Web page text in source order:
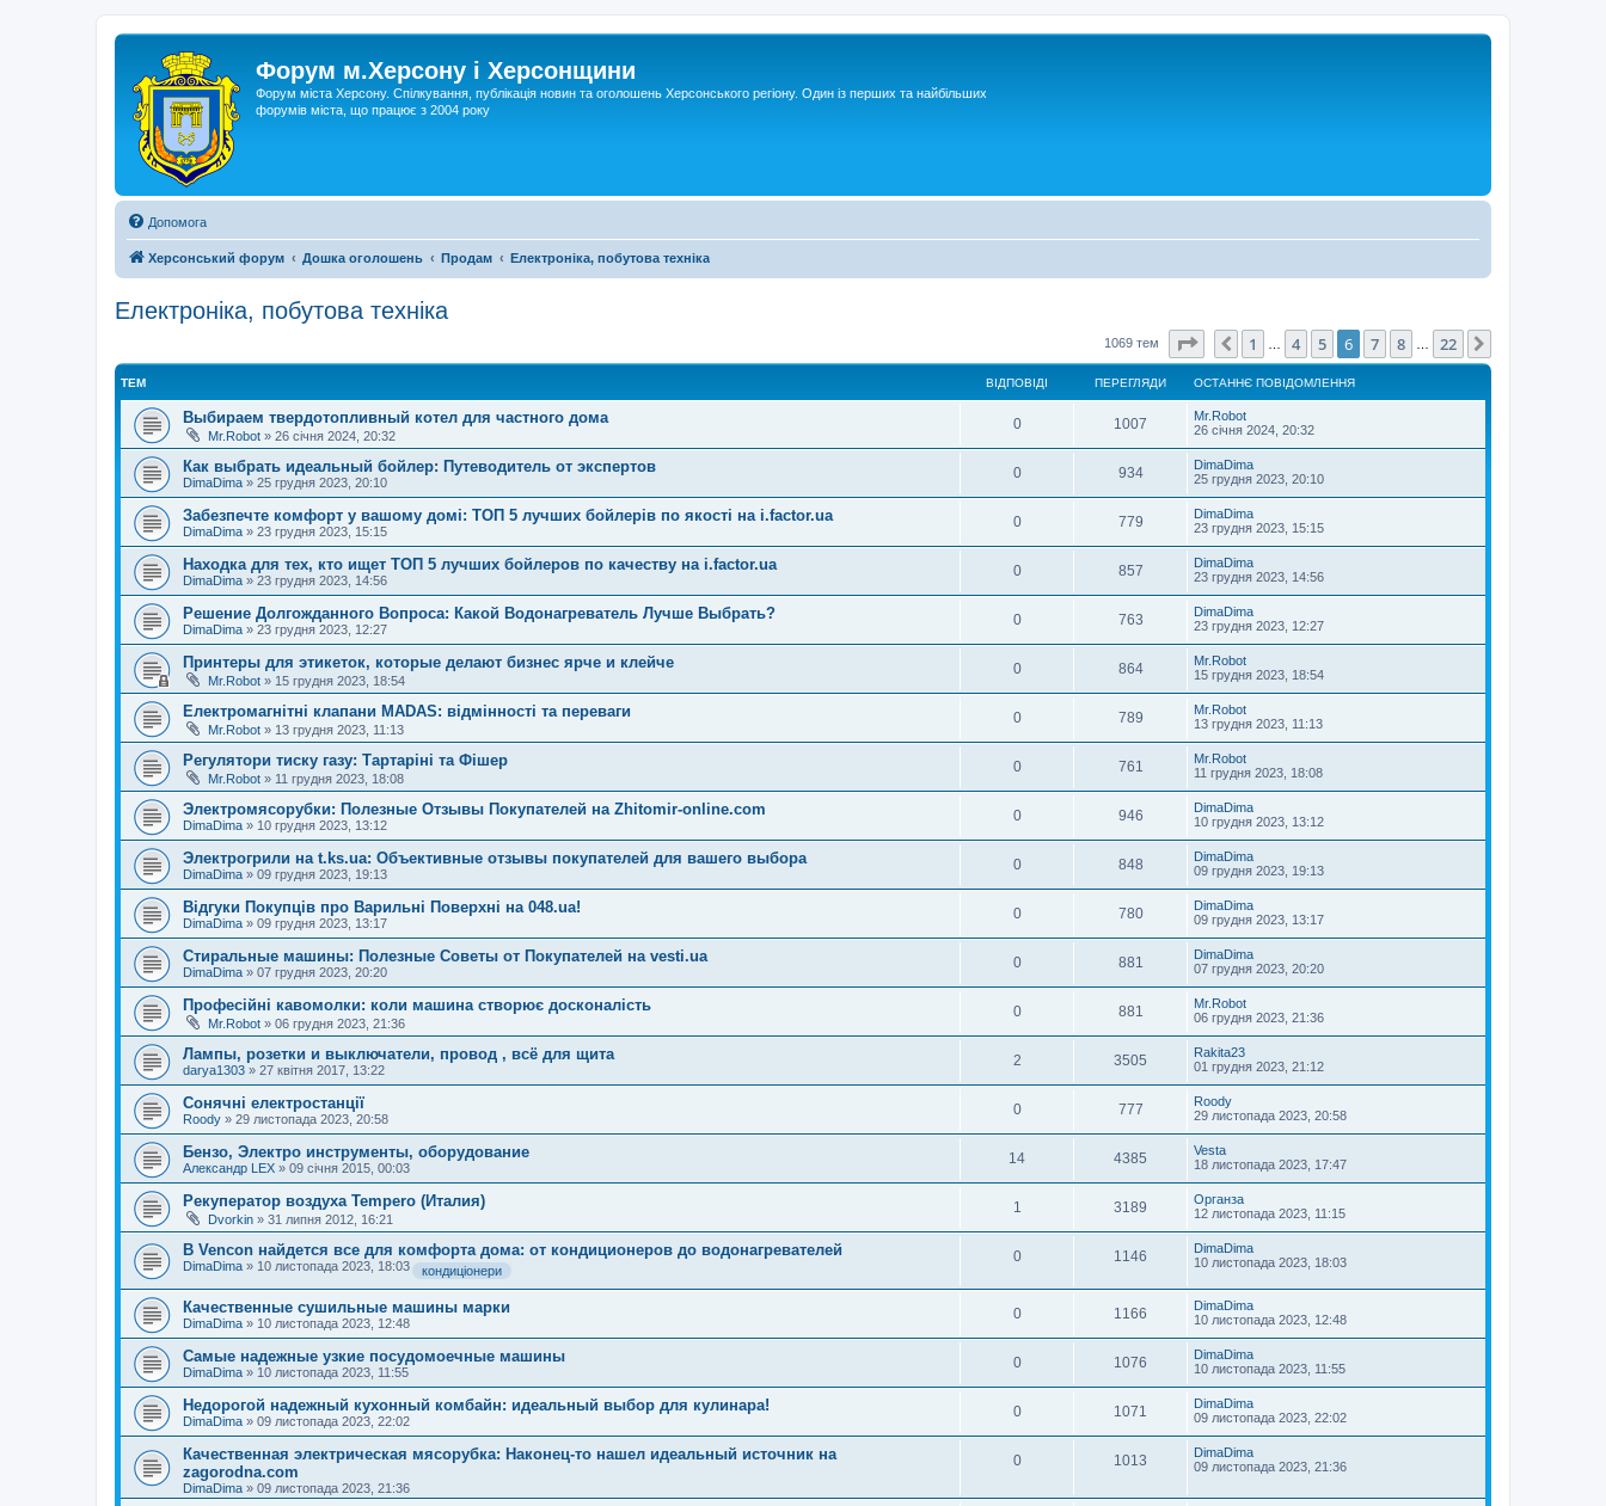
Форум м.Херсону і Херсонщини
Форум міста Херсону. Спілкування, публікація новин та оголошень Херсонського регіону. Один із перших та найбільших
форумів міста, що працює з 2004 року
Допомога
Херсонський форум Дошка оголошень Продам Електроніка, побутова техніка
Електроніка, побутова техніка
1069 тем Сторінка6 з22
Поперед.
1 4 5 6 7 8 22
ТЕМ ВІДПОВІДІ ПЕРЕГЛЯДИ ОСТАННЄ ПОВІДОМЛЕННЯ
Выбираем твердотопливный котел для частного дома
Mr.Robot » 26 січня 2024, 20:32
0 1007
Mr.Robot
26 січня 2024, 20:32
Как выбрать идеальный бойлер: Путеводитель от экспертов
DimaDima » 25 грудня 2023, 20:10
0 934
DimaDima
25 грудня 2023, 20:10
Забезпечте комфорт у вашому домі: ТОП 5 лучших бойлерів по якості на i.factor.ua
DimaDima » 23 грудня 2023, 15:15
0 779
DimaDima
23 грудня 2023, 15:15
Находка для тех, кто ищет ТОП 5 лучших бойлеров по качеству на i.factor.ua
DimaDima » 23 грудня 2023, 14:56
0 857
DimaDima
23 грудня 2023, 14:56
Решение Долгожданного Вопроса: Какой Водонагреватель Лучше Выбрать?
DimaDima » 23 грудня 2023, 12:27
0 763
DimaDima
23 грудня 2023, 12:27
Принтеры для этикеток, которые делают бизнес ярче и клейче
Mr.Robot » 15 грудня 2023, 18:54
0 864
Mr.Robot
15 грудня 2023, 18:54
Електромагнітні клапани MADAS: відмінності та переваги
Mr.Robot » 13 грудня 2023, 11:13
0 789
Mr.Robot
13 грудня 2023, 11:13
Регулятори тиску газу: Тартаріні та Фішер
Mr.Robot » 11 грудня 2023, 18:08
0 761
Mr.Robot
11 грудня 2023, 18:08
Электромясорубки: Полезные Отзывы Покупателей на Zhitomir-online.com
DimaDima » 10 грудня 2023, 13:12
0 946
DimaDima
10 грудня 2023, 13:12
Электрогрили на t.ks.ua: Объективные отзывы покупателей для вашего выбора
DimaDima » 09 грудня 2023, 19:13
0 848
DimaDima
09 грудня 2023, 19:13
Відгуки Покупців про Варильні Поверхні на 048.ua!
DimaDima » 09 грудня 2023, 13:17
0 780
DimaDima
09 грудня 2023, 13:17
Стиральные машины: Полезные Советы от Покупателей на vesti.ua
DimaDima » 07 грудня 2023, 20:20
0 881
DimaDima
07 грудня 2023, 20:20
Професійні кавомолки: коли машина створює досконалість
Mr.Robot » 06 грудня 2023, 21:36
0 881
Mr.Robot
06 грудня 2023, 21:36
Лампы, розетки и выключатели, провод , всё для щита
darya1303 » 27 квітня 2017, 13:22
2 3505
Rakita23
01 грудня 2023, 21:12
Сонячні електростанції
Roody » 29 листопада 2023, 20:58
0 777
Roody
29 листопада 2023, 20:58
Бензо, Электро инструменты, оборудование
Александр LEX » 09 січня 2015, 00:03
14 4385
Vestа
18 листопада 2023, 17:47
Рекуператор воздуха Tempero (Италия)
Dvorkin » 31 липня 2012, 16:21
1 3189
Органза
12 листопада 2023, 11:15
В Vencon найдется все для комфорта дома: от кондиционеров до водонагревателей
DimaDima » 10 листопада 2023, 18:03 кондиціонери
0 1146
DimaDima
10 листопада 2023, 18:03
Качественные сушильные машины марки
DimaDima » 10 листопада 2023, 12:48
0 1166
DimaDima
10 листопада 2023, 12:48
Самые надежные узкие посудомоечные машины
DimaDima » 10 листопада 2023, 11:55
0 1076
DimaDima
10 листопада 2023, 11:55
Недорогой надежный кухонный комбайн: идеальный выбор для кулинара!
DimaDima » 09 листопада 2023, 22:02
0 1071
DimaDima
09 листопада 2023, 22:02
Качественная электрическая мясорубка: Наконец-то нашел идеальный источник на
zagorodna.com
DimaDima » 09 листопада 2023, 21:36
0 1013
DimaDima
09 листопада 2023, 21:36